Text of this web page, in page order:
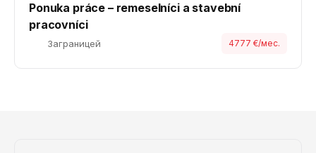
Ponuka práce – remeselníci a stavební
pracovníci
Заграницей 4777 €/мес.